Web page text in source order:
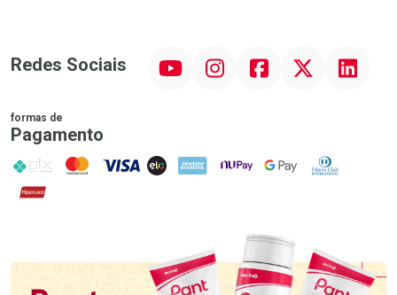
Redes Sociais InstagramFacebook Linkedin
formas de
Pagamento
PIX MasterCard
VISA ELO AMEX NuPay Google PayDiners Club
Hipercard
Promoção em Destaque